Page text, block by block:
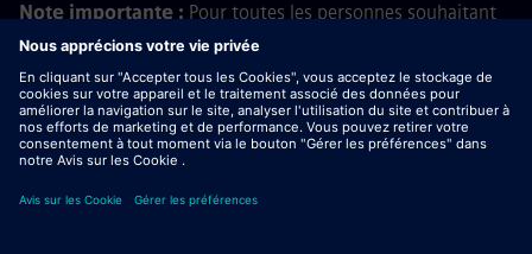
Note importante : Pour toutes les personnes souhaitant
nous rejoindre, veuillez noter que Siemens ne demande
aucun frais avant, pendant ou après le processus de
candidature. Nous ne demandons pas non plus de
coordonnées bancaires ou d'informations financières
personnelles en échange d'une promesse d'embauche. De
des e-mails semblant provenir d’un recruteur Siemens, sauf